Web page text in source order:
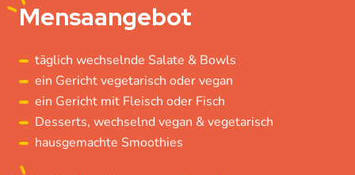
Mensaangebot
täglich wechselnde Salate & Bowls
ein Gericht vegetarisch oder vegan
ein Gericht mit Fleisch oder Fisch
Desserts, wechselnd vegan & vegetarisch
hausgemachte Smoothies